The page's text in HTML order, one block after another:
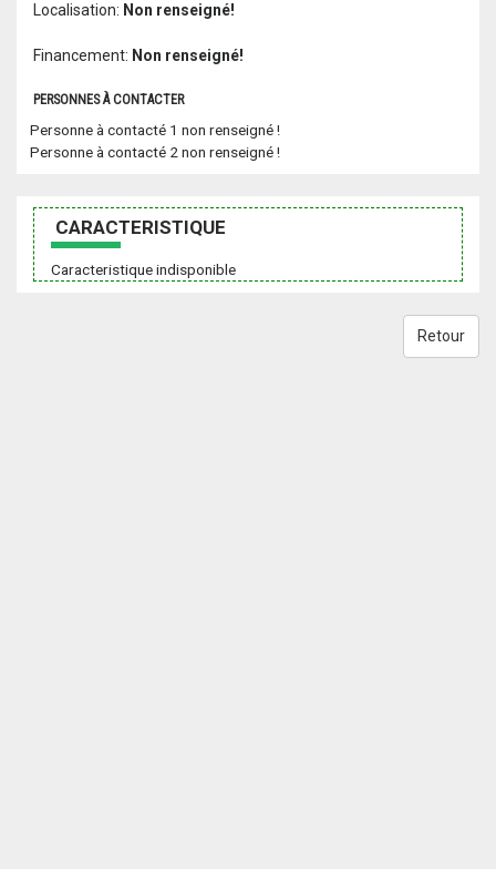
Localisation: Non renseigné!
Financement: Non renseigné!
PERSONNES À CONTACTER
Personne à contacté 1 non renseigné !
Personne à contacté 2 non renseigné !
CARACTERISTIQUE
Caracteristique indisponible
Retour